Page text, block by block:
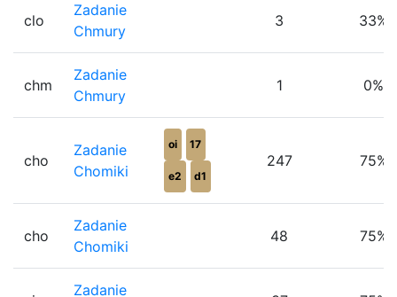
clo
Zadanie
Chmury
3 33%
chm
Zadanie
Chmury
1 0%
cho
Zadanie
Chomiki
oi 17
e2 d1
247 75%
cho
Zadanie
Chomiki
48 75%
Zadanie